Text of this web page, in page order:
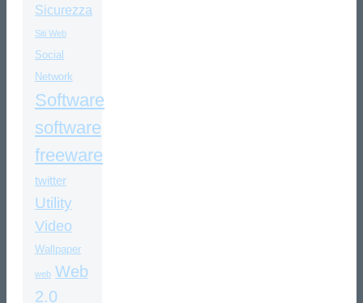
Sicurezza
Siti Web
Social
Network
Software
software
freeware
twitter
Utility
Video
Wallpaper
web Web
2.0